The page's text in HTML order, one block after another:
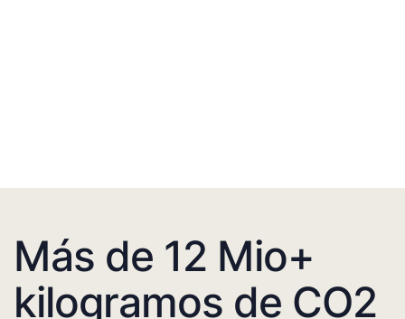
Más de 12 Mio+
kilogramos de CO2